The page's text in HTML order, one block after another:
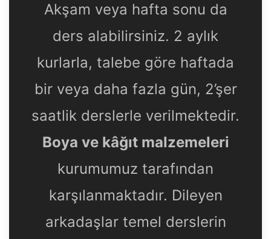
Akşam veya hafta sonu da
ders alabilirsiniz. 2 aylık
kurlarla, talebe göre haftada
bir veya daha fazla gün, 2’şer
saatlik derslerle verilmektedir.
Boya ve kâğıt malzemeleri
kurumumuz tarafından
karşılanmaktadır. Dileyen
arkadaşlar temel derslerin